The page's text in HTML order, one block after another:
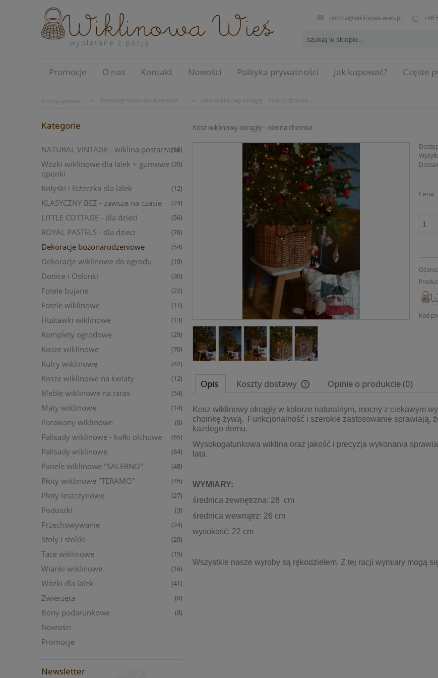
poczta@wiklinowa-wies.pl +48
Promocje O nas Kontakt Nowości Polityka prywatności Jak kupować? Częste
Strona główna » Dekoracje bożonarodzeniowe » Kosz wiklinowy okrągły - osłona choinka
Kategorie
NATURAL VINTAGE - wiklina postarzana
(16)
Wózki wiklinowe dla lalek + gumowe
oponki
(20)
Kołyski i łóżeczka dla lalek (12)
KLASYCZNY BEŻ - zawsze na czasie (24)
LITTLE COTTAGE - dla dzieci (56)
ROYAL PASTELS - dla dzieci (76)
Dekoracje bożonarodzeniowe (54)
Dekoracje wiklinowe do ogrodu (19)
Donice i Osłonki (30)
Fotele bujane (22)
Fotele wiklinowe (11)
Huśtawki wiklinowe (13)
Komplety ogrodowe (29)
Kosze wiklinowe (70)
Kufry wiklinowe (42)
Kosze wiklinowe na kwiaty (12)
Meble wiklinowe na taras (54)
Maty wiklinowe (14)
Parawany wiklinowe (6)
Palisady wiklinowe - kołki olchowe (65)
Palisady wiklinowe (64)
Panele wiklinowe "SALERNO" (48)
Płoty wiklinowe "TERAMO" (45)
Płoty leszczynowe (27)
Poduszki (3)
Przechowywanie (24)
Stoły i stoliki (20)
Tace wiklinowe (15)
Wianki wiklinowe (16)
Wózki dla lalek (41)
Zwierzęta (0)
Bony podarunkowe (8)
Nowości
Promocje
Newsletter
Kosz wiklinowy okrągły - osłona choinka
Cena:
Ocena:
Kod
Opis Koszty dostawy
Cena nie zawiera ewentualnych kosztów
płatności
Opinie o produkcie (0)
Kosz wiklinowy okrągły w kolorze naturalnym, mocny z ciekawym
choinkę żywą. Funkcjonalność i szerokie zastosowanie sprawiają,
każdego domu.
Wysokogatunkowa wiklina oraz jakość i precyzja wykonania
lata.
WYMIARY:
średnica zewnętrzna: 28 cm
średnica wewnątrz: 26 cm
wysokość: 22 cm
Wszystkie nasze wyroby są rękodziełem. Z tej racji wymiary mogą